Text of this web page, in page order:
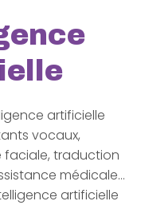
artificielle
vocaux,
faciale, traduction
médicale…
artificielle